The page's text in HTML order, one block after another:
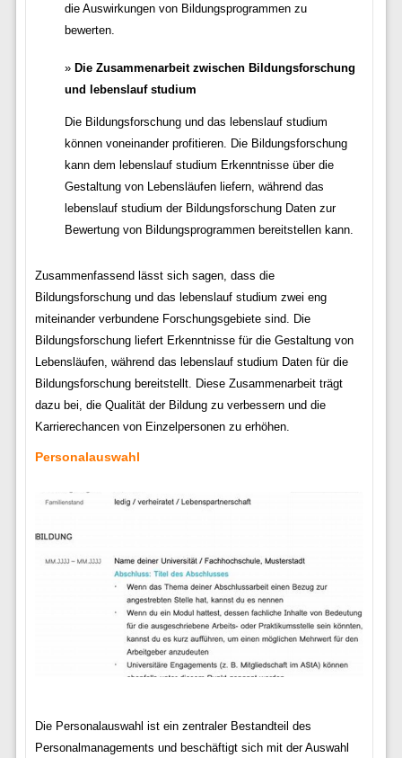
die Auswirkungen von Bildungsprogrammen zu
bewerten.
Die Zusammenarbeit zwischen Bildungsforschung
und lebenslauf studium
Die Bildungsforschung und das lebenslauf studium
können voneinander profitieren. Die Bildungsforschung
kann dem lebenslauf studium Erkenntnisse über die
Gestaltung von Lebensläufen liefern, während das
lebenslauf studium der Bildungsforschung Daten zur
Bewertung von Bildungsprogrammen bereitstellen kann.
Zusammenfassend lässt sich sagen, dass die
Bildungsforschung und das lebenslauf studium zwei eng
miteinander verbundene Forschungsgebiete sind. Die
Bildungsforschung liefert Erkenntnisse für die Gestaltung von
Lebensläufen, während das lebenslauf studium Daten für die
Bildungsforschung bereitstellt. Diese Zusammenarbeit trägt
dazu bei, die Qualität der Bildung zu verbessern und die
Karrierechancen von Einzelpersonen zu erhöhen.
Personalauswahl
Die Personalauswahl ist ein zentraler Bestandteil des
Personalmanagements und beschäftigt sich mit der Auswahl